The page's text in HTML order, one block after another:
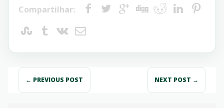
Compartilhar:
← PREVIOUS POST NEXT POST →